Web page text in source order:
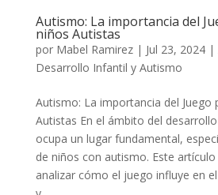
Autismo: La importancia del
niños Autistas
por Mabel Ramirez| Jul 23, 2024|
Desarrollo Infantil y Autismo
Autismo: La importancia del Juego
Autistas En el ámbito del
ocupa un lugar fundamental,
de niños con autismo. Este
analizar cómo el juego influye en